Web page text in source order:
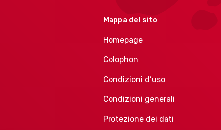
Mappa del sito
Homepage
Colophon
Condizioni d’uso
Condizioni generali
Protezione dei dati